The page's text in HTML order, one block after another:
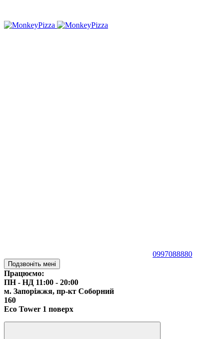
0997088880
Подзвоніть мені
Працюємо:
ПН - НД 11:00 - 20:00
м. Запоріжжя, пр-кт Соборний
160
Eco Tower 1 поверх